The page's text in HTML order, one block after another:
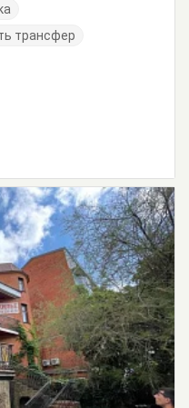
трансфер